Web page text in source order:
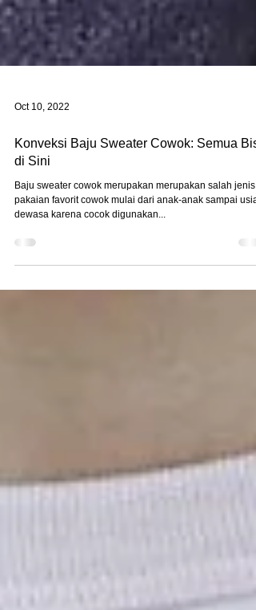
Oct 10, 2022
Konveksi Baju Sweater Cowok: Semua
di Sini
Baju sweater cowok merupakan merupakan salah jenis
dewasa karena cocok digunakan...